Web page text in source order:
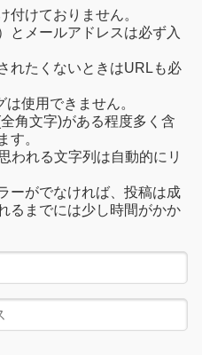
付けておりません。
とメールアドレスは必ず入
れたくないときはURLも必
使用できません。
角文字)がある程度多く含
す。
われる文字列は自動的にリ
ーがでなければ、投稿は成
るまでには少し時間がかか